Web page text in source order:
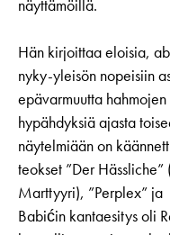
näyttämöillä.
Hän kirjoittaa eloisia,
nyky-yleisön nopeisiin
epävarmuutta
hypähdyksiä ajasta
näytelmiään on
teokset ”Der
Marttyyri), ”Perplex” ja
Babićin kantaesitys oli